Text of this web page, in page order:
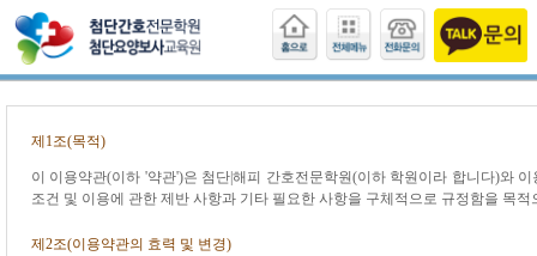
제1조(목적)
이 이용약관(이하 '약관')은 첨단|해피 간호전문학원(이하 학원이라 합니다)와
조건 및 이용에 관한 제반 사항과 기타 필요한 사항을 구체적으로 규정함을 목적
제2조(이용약관의 효력 및 변경)